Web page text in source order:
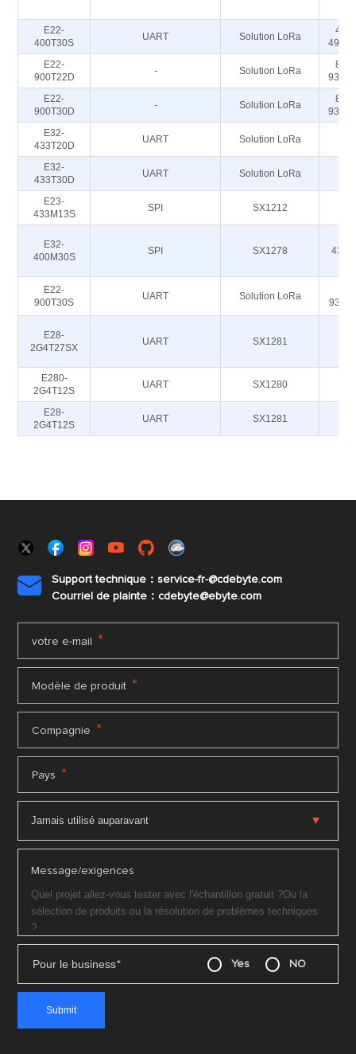
E22-
400T30S
UART Solution LoRa
E22-
900T22D
- Solution LoRa
E22-
900T30D
- Solution LoRa
E32-
433T20D
UART Solution LoRa
E32-
433T30D
UART Solution LoRa
E23-
433M13S
SPI SX1212
E32-
400M30S
SPI SX1278
E22-
900T30S
UART Solution LoRa
E28-
2G4T27SX
UART SX1281
E280-
2G4T12S
UART SX1280
E28-
2G4T12S
UART SX1281

Support technique：service-fr-@cdebyte.com
Courriel de plainte：cdebyte@ebyte.com
votre e-mail *
Modèle de produit *
Compagnie *
Pays *
Message/exigences
Pour le business* Yes NO